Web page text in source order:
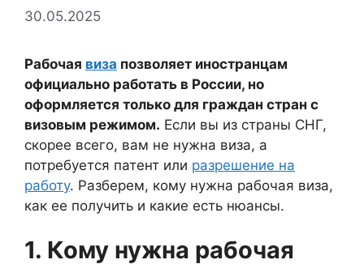
30.05.2025
Рабочая виза позволяет иностранцам
официально работать в России, но
оформляется только для граждан стран с
визовым режимом. Если вы из страны СНГ,
скорее всего, вам не нужна виза, а
потребуется патент или разрешение на
работу. Разберем, кому нужна рабочая виза,
как ее получить и какие есть нюансы.
1. Кому нужна рабочая